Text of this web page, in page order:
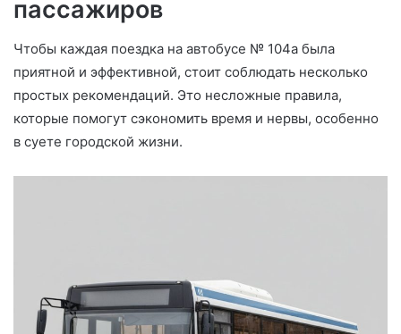
пассажиров
Чтобы каждая поездка на автобусе № 104а была
приятной и эффективной, стоит соблюдать несколько
простых рекомендаций. Это несложные правила,
которые помогут сэкономить время и нервы, особенно
в суете городской жизни.